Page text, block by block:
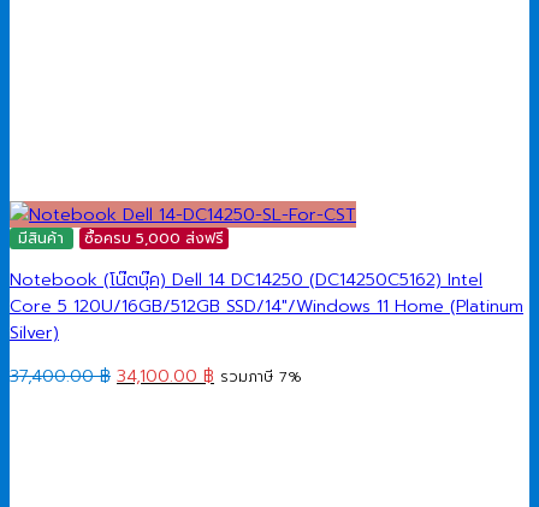
มีสินค้า ซื้อครบ 5,000 ส่งฟรี
Notebook (โน๊ตบุ๊ค) Dell 14 DC14250 (DC14250C5162) Intel
Core 5 120U/16GB/512GB SSD/14″/Windows 11 Home (Platinum
Silver)
37,400.00฿ Original
34,100.00 ฿ Current
รวมภาษี 7%